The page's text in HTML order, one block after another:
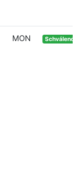
MON Schváleno